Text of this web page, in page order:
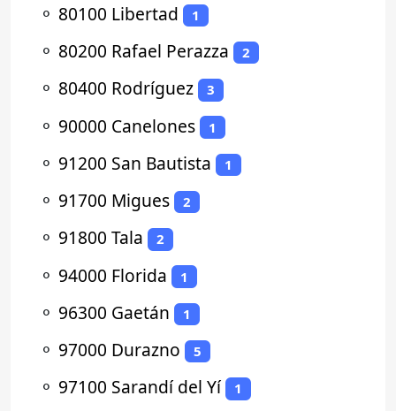
⚬ 80100 Libertad 1
⚬ 80200 Rafael Perazza 2
⚬ 80400 Rodríguez 3
⚬ 90000 Canelones 1
⚬ 91200 San Bautista 1
⚬ 91700 Migues 2
⚬ 91800 Tala 2
⚬ 94000 Florida 1
⚬ 96300 Gaetán 1
⚬ 97000 Durazno 5
⚬ 97100 Sarandí del Yí 1